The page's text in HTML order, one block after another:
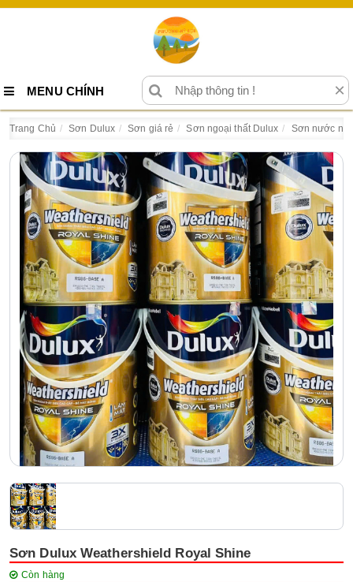
MENU CHÍNH ×
Trang Chủ Sơn Dulux Sơn giá rẻ Sơn ngoại thất Dulux Sơn nước
Sơn Dulux Weathershield Royal Shine
Còn hàng